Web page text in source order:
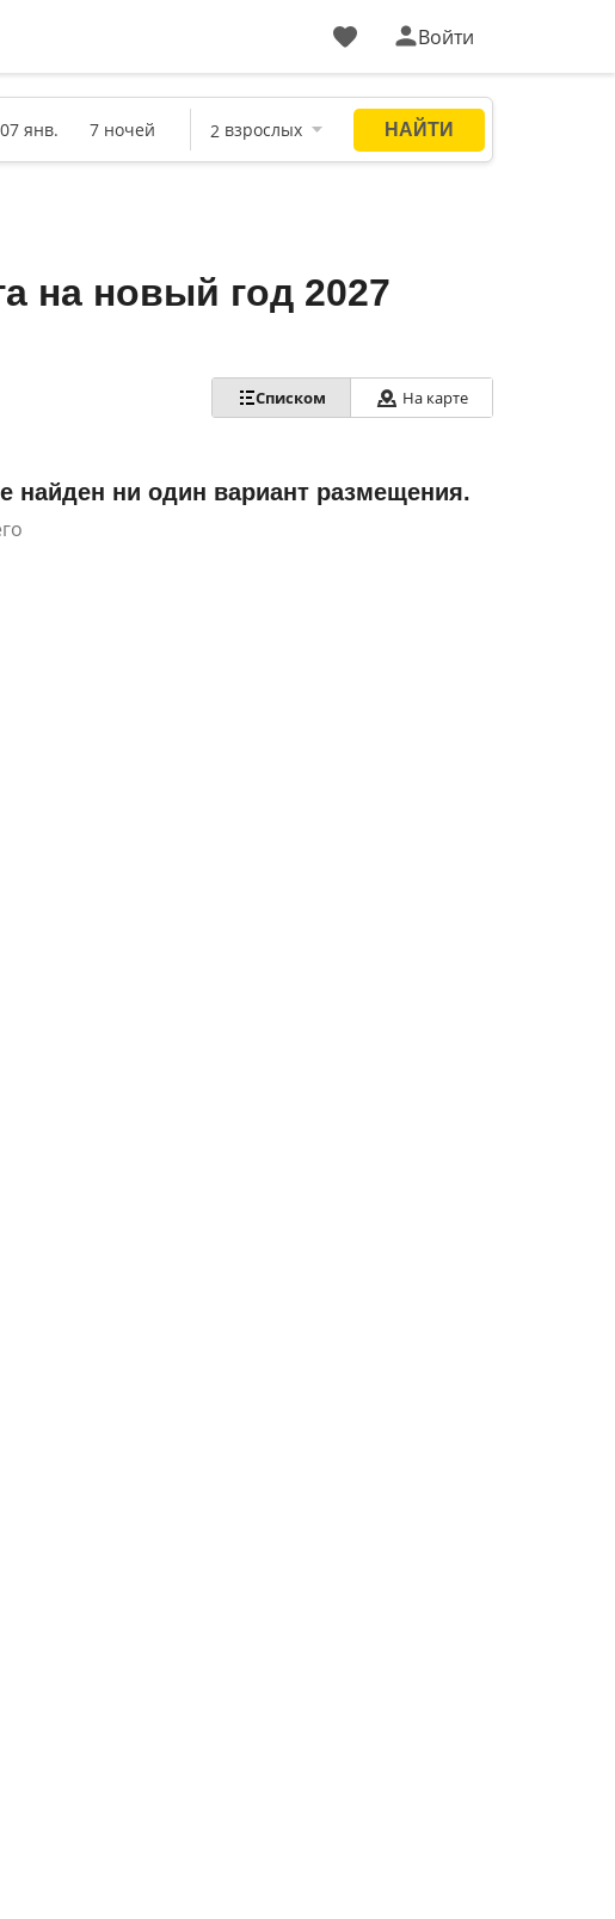
Войти
на новый год 2027
Списком На карте
найден ни один вариант размещения.